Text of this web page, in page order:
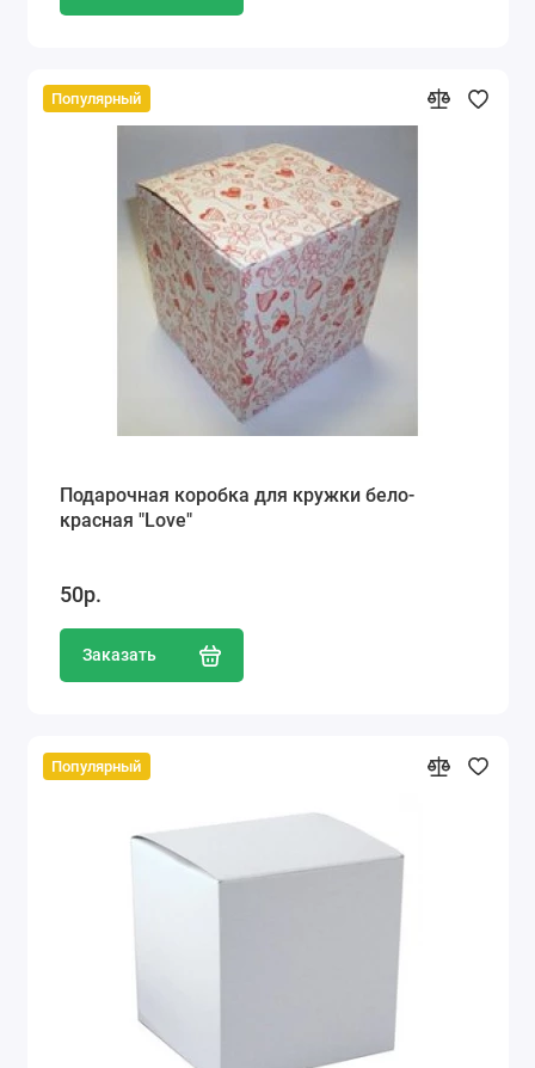
Популярный
Подарочная коробка для кружки бело-
красная "Love"
50р.
Заказать
Популярный